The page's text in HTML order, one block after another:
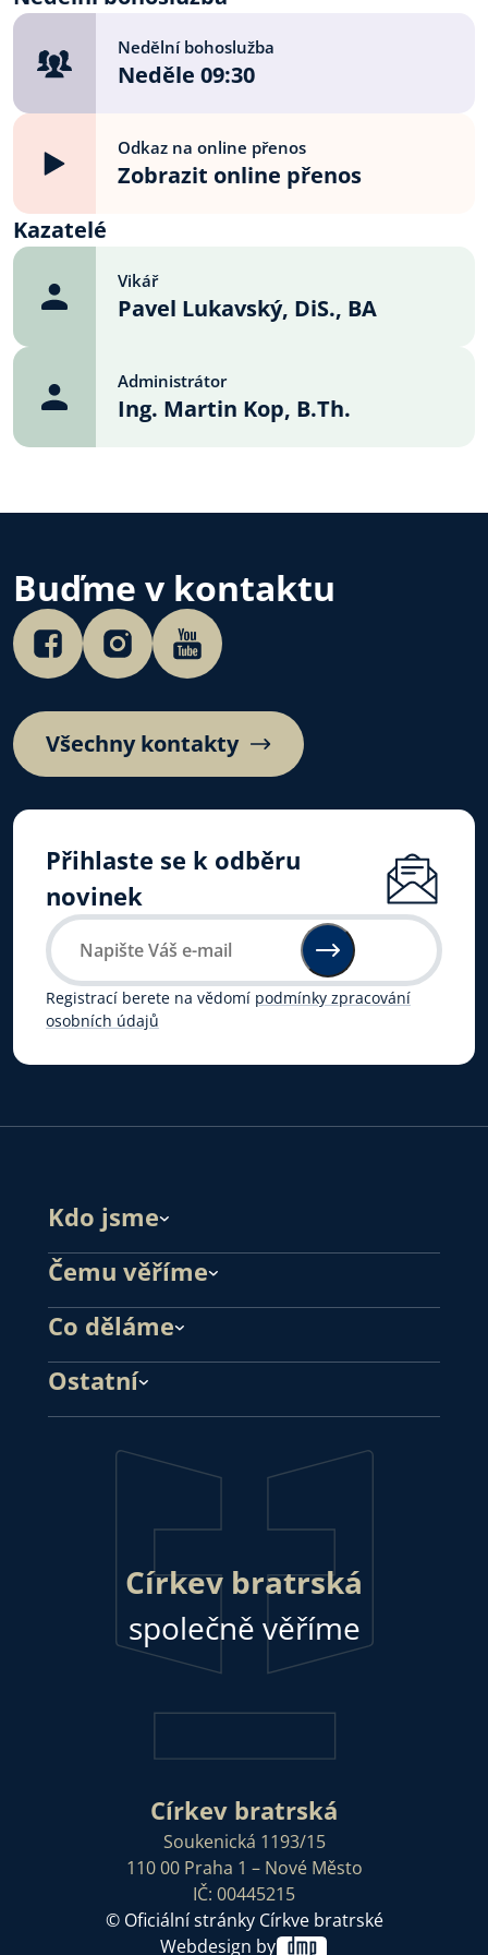
Nedělní bohoslužba
Neděle 09:30
Odkaz na online přenos
Zobrazit online přenos
Kazatelé
Vikář
Pavel Lukavský, DiS., BA
Administrátor
Ing. Martin Kop, B.Th.
Buďme v kontaktu
Všechny kontakty
Přihlaste se k odběru
novinek
Registrací berete na vědomí podmínky zpracování
osobních údajů
Kdo jsme
Čemu věříme
Co děláme
Ostatní
Církev bratrská
společně věříme
Církev bratrská
Soukenická 1193/15
110 00 Praha 1 – Nové Město
IČ: 00445215
© Oficiální stránky Církve bratrské
Webdesign by